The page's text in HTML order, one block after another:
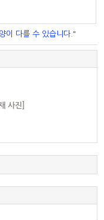
이 다를 수 있습니다."
사진]